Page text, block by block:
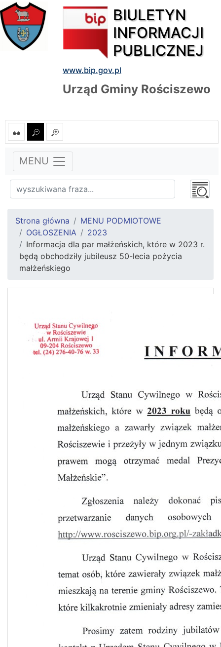
BIULETYN
INFORMACJI
PUBLICZNEJ
www.bip.gov.pl
Urząd Gminy Rościszewo
MENU
Strona główna
MENU PODMIOTOWE
OGŁOSZENIA
2023
Informacja dla par małżeńskich, które w 2023 r.
będą obchodziły jubileusz 50-lecia pożycia
małżeńskiego